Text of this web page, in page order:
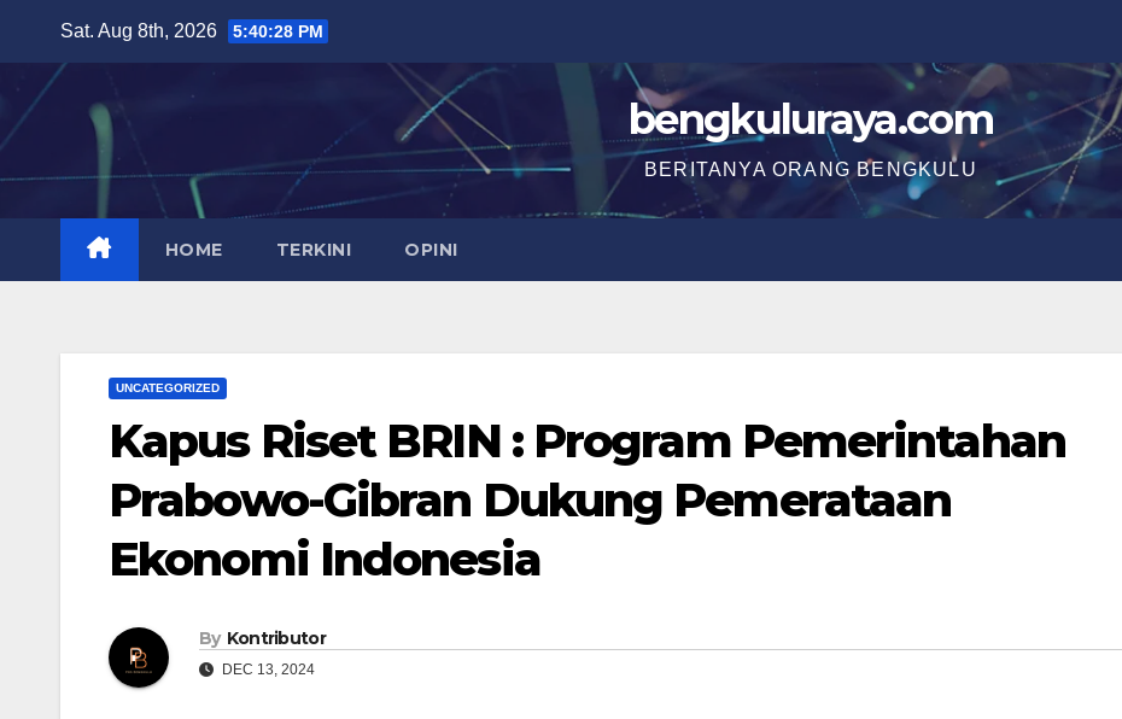
content
Sat. Aug 8th, 2026 5:40:29 PM
bengkuluraya.com
BERITANYA ORANG BENGKULU
HOME TERKINI OPINI
UNCATEGORIZED
Kapus Riset BRIN : Program Pemerintahan
Prabowo-Gibran Dukung Pemerataan
Ekonomi Indonesia
By Kontributor
DEC 13, 2024